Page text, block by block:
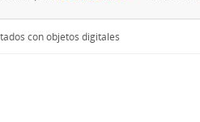
con objetos digitales